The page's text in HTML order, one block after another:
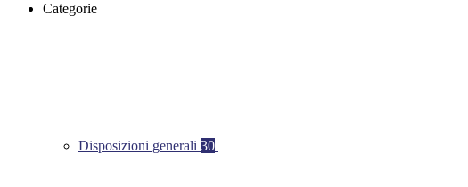
Categorie
Disposizioni generali 30